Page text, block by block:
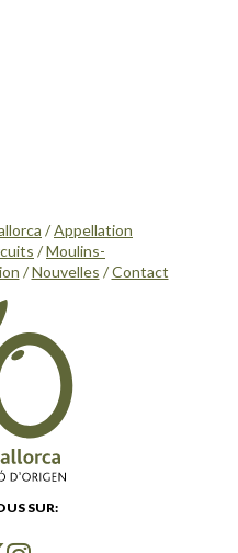
/Appellation
/Moulins-
/Nouvelles /Contact
SUR: